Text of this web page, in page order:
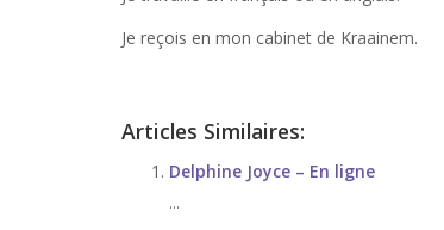
Je reçois en mon cabinet de Kraainem.
Articles Similaires:
Delphine Joyce – En ligne
...